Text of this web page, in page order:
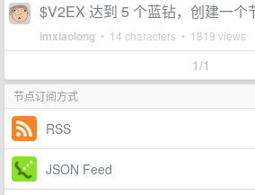
$V2EX 达到 5 个蓝钻，创建一个
imxiaolong • 14 characters • 1819 views
1/1
节点订阅方式
RSS
JSON Feed